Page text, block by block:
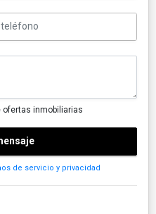
ofertas inmobiliarias
de servicio y privacidad